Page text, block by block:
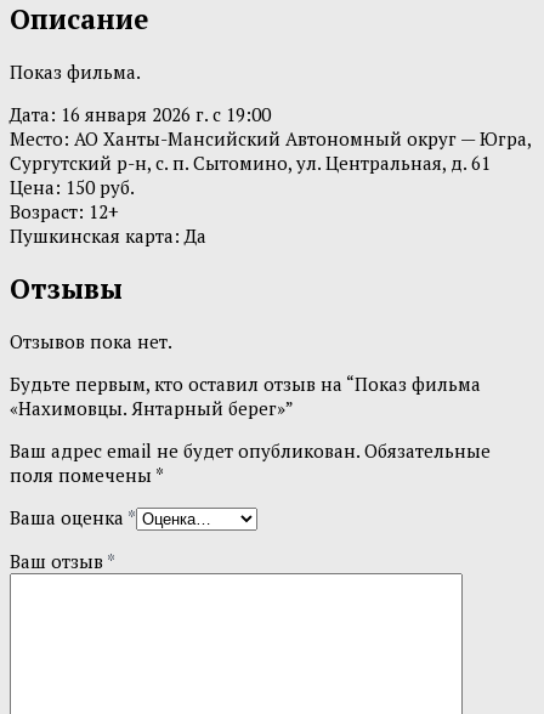
Описание
Показ фильма.
Дата: 16 января 2026 г. с 19:00
Место: АО Ханты-Мансийский Автономный округ — Югра,
Сургутский р-н, с. п. Сытомино, ул. Центральная, д. 61
Цена: 150 руб.
Возраст: 12+
Пушкинская карта: Да
Отзывы
Отзывов пока нет.
Будьте первым, кто оставил отзыв на “Показ фильма
«Нахимовцы. Янтарный берег»”
Ваш адрес email не будет опубликован. Обязательные
поля помечены *
Ваша оценка *
Ваш отзыв *